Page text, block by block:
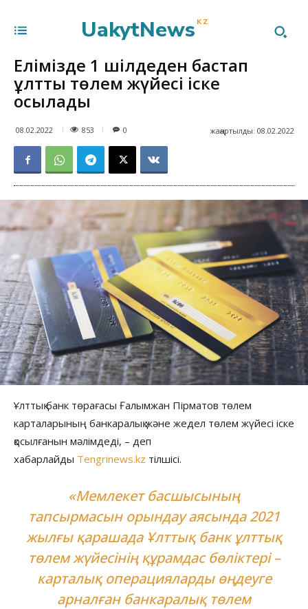
UakytNews KZ
Елімізде 1 шілдеден бастап
ұлттық төлем жүйесі іске
қосылады
08.02.2022 853 жаңартылды: 08.02.2022
0
Ұлттық банк төрағасы Ғалымжан Пірматов төлем
карталарының банкаралық және жедел төлем жүйесі іске
қосылғанын мәлімдеді, – деп
хабарлайды Tengrinews.kz тілшісі.
«Мемлекет басшысының
тапсырмасын орындау аясында 2021
жылғы қарашада Ұлттық банк ұлттық
төлем жүйесінің құрамдас бөліктері –
карталық операцияларды өңдеуге
арналған банкаралық төлем